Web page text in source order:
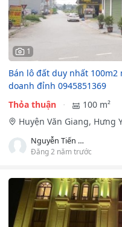
1
Bán lô đất duy nhất
doanh đỉnh 0945851369
Thỏa thuận
100 m²
Huyện Văn Giang, Hưng
Nguyễn Tiến Dũng
Đăng 2 năm trước